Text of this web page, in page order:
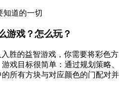
知道的一切
游戏？怎么玩？
入胜的益智游戏，你需要将彩色方
戏目标很简单：通过规划策略、
所有方块与对应颜色的门配对并